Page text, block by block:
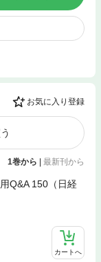
お気に入り登録
1巻から | 最新刊から
Q&A 150（日経
カートへ